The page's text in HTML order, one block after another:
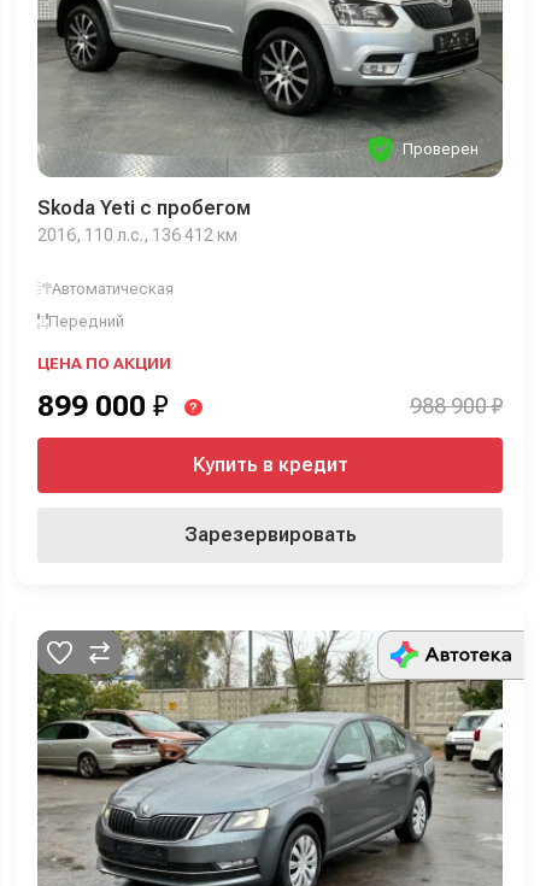
Проверен
Skoda Yeti с пробегом
2016, 110 л.с., 136 412 км
Автоматическая
Передний
ЦЕНА ПО АКЦИИ
899 000 ₽ ? 988 900 ₽
Купить в кредит
Зарезервировать